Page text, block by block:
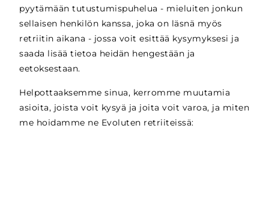
pyytämään tutustumispuhelua - mieluiten jonkun
sellaisen henkilön kanssa, joka on läsnä myös
retriitin aikana - jossa voit esittää kysymyksesi ja
saada lisää tietoa heidän hengestään ja
eetoksestaan.
Helpottaaksemme sinua, kerromme muutamia
asioita, joista voit kysyä ja joita voit varoa, ja miten
me hoidamme ne Evoluten retriiteissä: